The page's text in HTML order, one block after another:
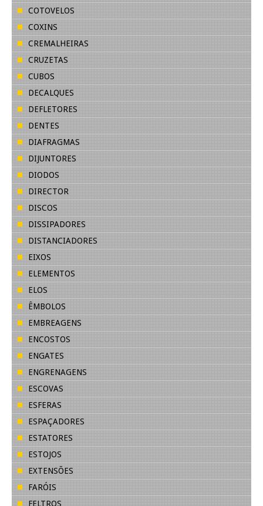
COTOVELOS
COXINS
CREMALHEIRAS
CRUZETAS
CUBOS
DECALQUES
DEFLETORES
DENTES
DIAFRAGMAS
DIJUNTORES
DIODOS
DIRECTOR
DISCOS
DISSIPADORES
DISTANCIADORES
EIXOS
ELEMENTOS
ELOS
ÊMBOLOS
EMBREAGENS
ENCOSTOS
ENGATES
ENGRENAGENS
ESCOVAS
ESFERAS
ESPAÇADORES
ESTATORES
ESTOJOS
EXTENSÕES
FARÓIS
FELTROS